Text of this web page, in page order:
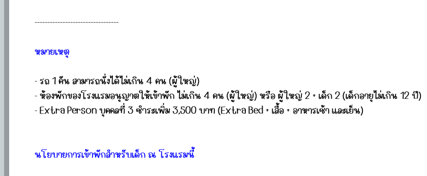
---------------------------------
หมายเหตุ
- รถ 1 คัน สามารถนั่งได้ไม่เกิน 4 คน (ผู้ใหญ่)
- ห้องพักของโรงแรมอนุญาตให้เข้าพัก ไม่เกิน 4 คน (ผู้ใหญ่) หรือ ผู้ใหญ่ 2 + เด็ก 2 (เด็กอายุไม่เกิน 12 ปี)
- Extra Person บุคคลที่ 3 ชำระเพิ่ม 3,500 บาท (Extra Bed + เสื้อ + อาหารเช้า และเย็น)
นโยบายการเข้าพักสำหรับเด็ก ณ โรงแรมนี้